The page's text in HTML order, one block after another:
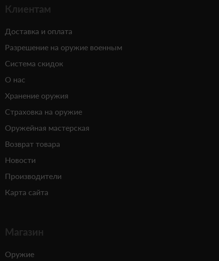
Клиентам
Доставка и оплата
Разрешение на оружие военным
Система скидок
О нас
Хранение оружия
Страховка на оружие
Оружейная мастерская
Возврат товара
Новости
Производители
Карта сайта
Магазин
Оружие